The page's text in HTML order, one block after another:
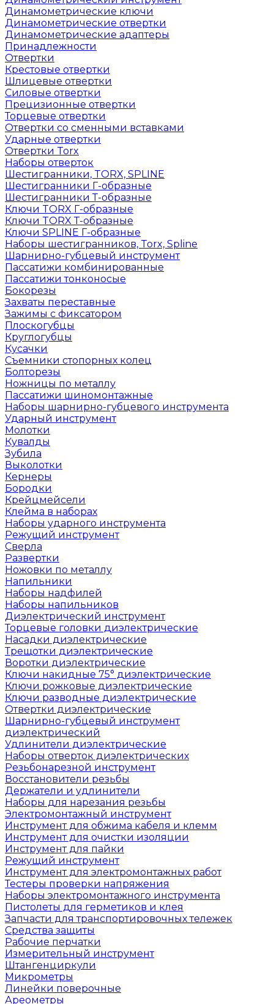
Динамометрические ключи
Динамометрические отвертки
Динамометрические адаптеры
Принадлежности
Отвертки
Крестовые отвертки
Шлицевые отвертки
Силовые отвертки
Прецизионные отвертки
Торцевые отвертки
Отвертки со сменными вставками
Ударные отвертки
Отвертки Torx
Наборы отверток
Шестигранники, TORX, SPLINE
Шестигранники Г-образные
Шестигранники Т-образные
Ключи TORX Г-образные
Ключи TORX Т-образные
Ключи SPLINE Г-образные
Наборы шестигранников, Torx, Spline
Шарнирно-губцевый инструмент
Пассатижи комбинированные
Пассатижи тонконосые
Бокорезы
Захваты переставные
Зажимы с фиксатором
Плоскогубцы
Круглогубцы
Кусачки
Съемники стопорных колец
Болторезы
Ножницы по металлу
Пассатижи шиномонтажные
Наборы шарнирно-губцевого инструмента
Ударный инструмент
Молотки
Кувалды
Зубила
Выколотки
Кернеры
Бородки
Крейцмейсели
Клейма в наборах
Наборы ударного инструмента
Режущий инструмент
Сверла
Развертки
Ножовки по металлу
Напильники
Наборы надфилей
Наборы напильников
Диэлектрический инструмент
Торцевые головки диэлектрические
Насадки диэлектрические
Трещотки диэлектрические
Воротки диэлектрические
Ключи накидные 75° диэлектрические
Ключи рожковые диэлектрические
Ключи разводные диэлектрические
Отвертки диэлектрические
Шарнирно-губцевый инструмент
диэлектрический
Удлинители диэлектрические
Наборы отверток диэлектрических
Резьбонарезной инструмент
Восстановители резьбы
Держатели и удлинители
Наборы для нарезания резьбы
Электромонтажный инструмент
Инструмент для обжима кабеля и клемм
Инструмент для очистки изоляции
Инструмент для пайки
Режущий инструмент
Инструмент для электромонтажных работ
Тестеры проверки напряжения
Наборы электромонтажного инструмента
Пистолеты для герметиков и клея
Запчасти для транспортировочных тележек
Средства защиты
Рабочие перчатки
Измерительный инструмент
Штангенциркули
Микрометры
Линейки поверочные
Ареометры